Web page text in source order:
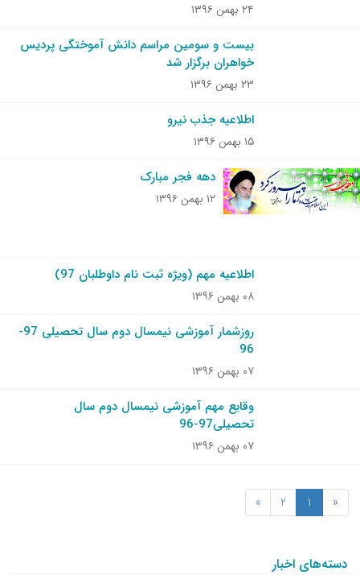
۲۴ بهمن ۱۳۹۶
بیست و سومین مراسم دانش آموختگی پردیس
خواهران برگزار شد
۲۳ بهمن ۱۳۹۶
اطلاعیه جذب نیرو
۱۵ بهمن ۱۳۹۶
دهه فجر مبارک
۱۲ بهمن ۱۳۹۶
اطلاعیه مهم (ویژه ثبت نام داوطلبان 97)
۰۸ بهمن ۱۳۹۶
روزشمار آموزشی نیمسال دوم سال تحصیلی 97-
96
۰۷ بهمن ۱۳۹۶
وقایع مهم آموزشی نیمسال دوم سال
تحصیلی97-96
۰۷ بهمن ۱۳۹۶
«
1
2
»
دسته‌های اخبار